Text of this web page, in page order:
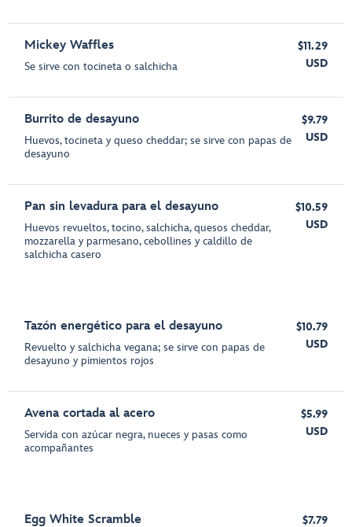
Mickey Waffles
Se sirve con tocineta o salchicha
$11.29
USD
Burrito de desayuno
Huevos, tocineta y queso cheddar; se sirve con papas de
desayuno
$9.79
USD
Pan sin levadura para el desayuno
Huevos revueltos, tocino, salchicha, quesos cheddar,
mozzarella y parmesano, cebollines y caldillo de
salchicha casero
$10.59
USD
Tazón energético para el desayuno
Revuelto y salchicha vegana; se sirve con papas de
desayuno y pimientos rojos
$10.79
USD
Avena cortada al acero
Servida con azúcar negra, nueces y pasas como
acompañantes
$5.99
USD
Egg White Scramble $7.79